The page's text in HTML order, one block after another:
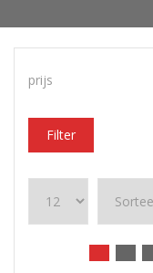
prijs
Filter